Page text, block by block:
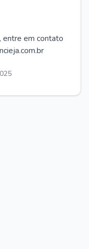
entre em contato